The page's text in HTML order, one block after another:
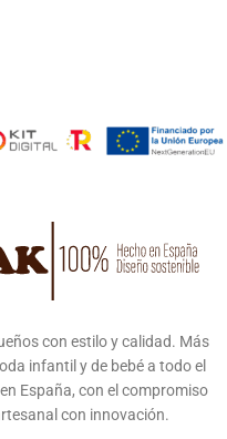
con estilo y calidad. Más
infantil y de bebé a todo el
España, con el compromiso
con innovación.